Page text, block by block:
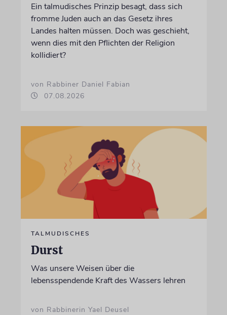
Ein talmudisches Prinzip besagt, dass sich
fromme Juden auch an das Gesetz ihres
Landes halten müssen. Doch was geschieht,
wenn dies mit den Pflichten der Religion
kollidiert?
von Rabbiner Daniel Fabian
07.08.2026
TALMUDISCHES
Durst
Was unsere Weisen über die
lebensspendende Kraft des Wassers lehren
von Rabbinerin Yael Deusel